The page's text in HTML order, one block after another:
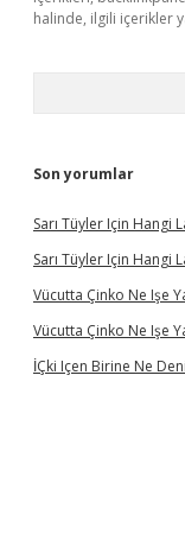
halinde, ilgili içerikler
Son yorumlar
Sarı Tüyler Için Hangi
Sarı Tüyler Için Hangi
Vücutta Çinko Ne Işe
Vücutta Çinko Ne Işe
İÇki Içen Birine Ne